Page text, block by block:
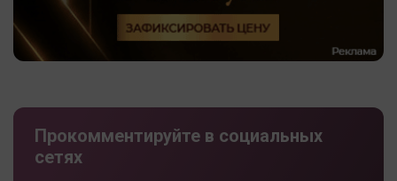
Прокомментируйте в социальных
сетях